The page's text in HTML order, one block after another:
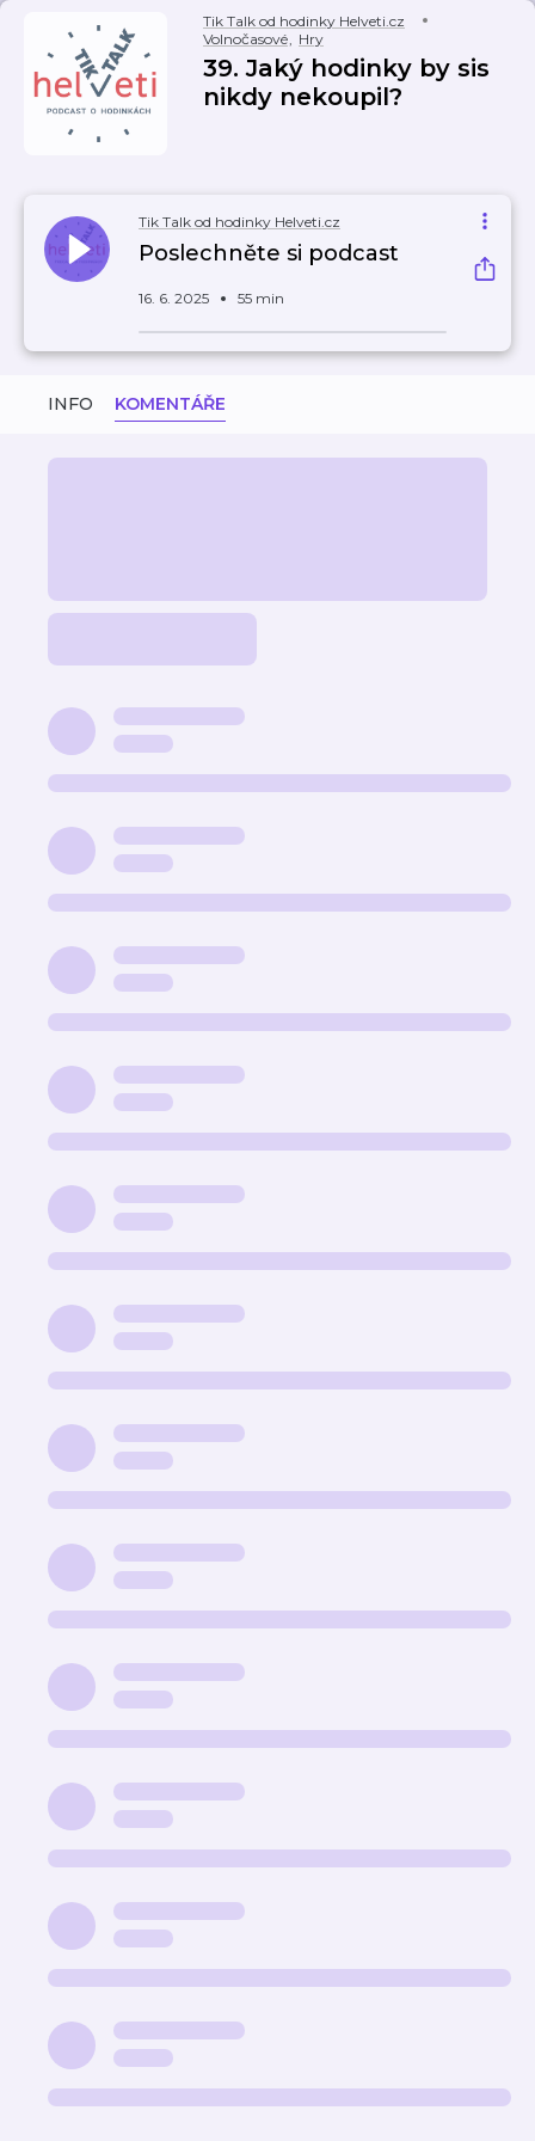
Tik Talk od hodinky Helveti.cz
Volnočasové, Hry
39. Jaký hodinky by sis
nikdy nekoupil?
Tik Talk od hodinky Helveti.cz
Poslechněte si podcast
16. 6. 2025 55 min
INFO KOMENTÁŘE